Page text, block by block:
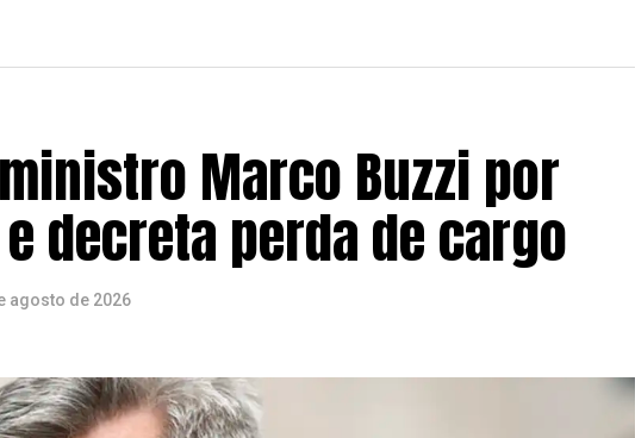
Marco Buzzi por
decreta perda de cargo
agosto de 2026